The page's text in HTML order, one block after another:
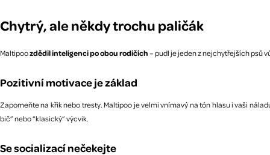
Chytrý, ale někdy trochu paličák
Maltipoozdědil inteligenci po obou rodičích– pudl je jeden z nejchytřejších psů
Pozitivní motivace je základ
Zapomeňte na křik nebo tresty. Maltipoo je velmi vnímavý na tón hlasu i vaši
bič” nebo “klasický” výcvik.
Se socializací nečekejte